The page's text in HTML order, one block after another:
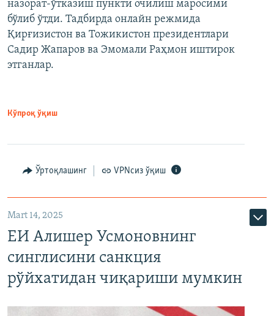
назорат-ўтказиш пункти очилиш маросими
бўлиб ўтди. Тадбирда онлайн режмида
Қирғизистон ва Тожикистон президентлари
Садир Жапаров ва Эмомали Раҳмон иштирок
этганлар.
Кўпроқ ўқиш
Ўртоқлашинг VPNсиз ўқиш
Mart 14, 2025
ЕИ Алишер Усмоновнинг
синглисини санкция
рўйхатидан чиқариши мумкин